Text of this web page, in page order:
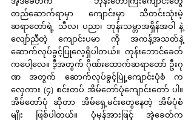
တည်ဆောက်ရာမှာ ကျောင်းမှာ သီတင်းသုံးမဲ့
ဆရာတော်ရဲ့ သီလ၊ ပညာ၊ ဘုန်းသမ္ဘာအရှိန်အဝါ နဲ့
လျော်ညီတဲ့ ကျောင်းပမာ ကို အကန့်အသတ်နဲ့
ဆောက်လုပ်ခွင့်ပြုလေ့ရှိပါတယ်။ ကုန်းဘောင်ခေတ်
ကပေါ့လေ။ ဒီ့အတွက် ဂိုဏ်းထောက်ဆရာတော် ဦးဂု
ဏ အတွက် ဆောက်လုပ်ခွင့်ပြုဲ့ကျောင်းပုံစံ က
လှေကား (၄) စင်းတပ် အိမ်တော်ပုံကျောင်းတော် ပါ။
အိမ်တော်ပုံ ဆိုတာ အိမ်ရှေ့မင်းတွေနေတဲ့ အိမ်ပုံစံ
မျိုး ဖြစ်ပါတယ်။ ပုံမှန်အားဖြင့် အဲ့ခေတ်က